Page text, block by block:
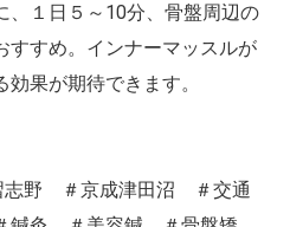
、１日５～10分、骨盤周辺の
すすめ。インナーマッスルが
果が期待できます。
野 ＃京成津田沼 ＃交通